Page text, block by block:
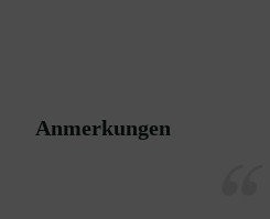
Anmerkungen